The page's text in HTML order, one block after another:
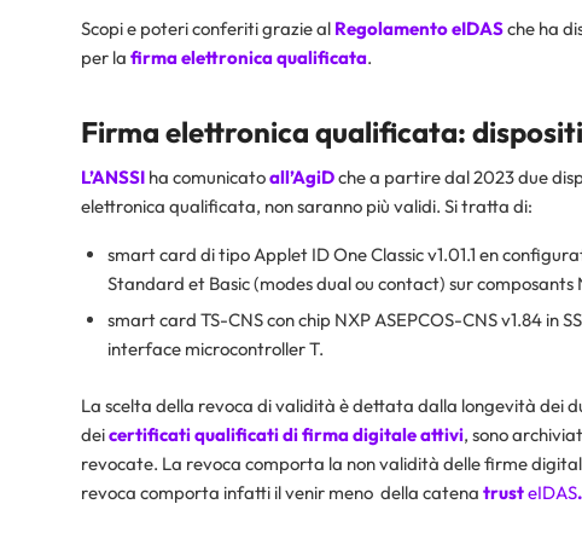
Scopi e poteri conferiti grazie al Regolamento eIDASche ha
per la firma elettronica qualificata.
Firma elettronica qualificata:
L’ANSSI ha comunicatoall’AgiDche a partire dal 2023 due
elettronica qualificata, non saranno più validi. Si tratta di:
smart card di tipo Applet ID One Classic v1.01.1 en
Standard et Basic (modes dual ou contact) sur composants
smart card TS-CNS con chip NXP ASEPCOS-CNS v1.84
interface microcontroller T.
La scelta della revoca di validità è dettata dalla longevità dei
deicertificati qualificati di firma digitale attivi, sono
revocate. La revoca comporta la non validità delle firme
revoca comporta infatti il venir meno della catena trusteIDAS.